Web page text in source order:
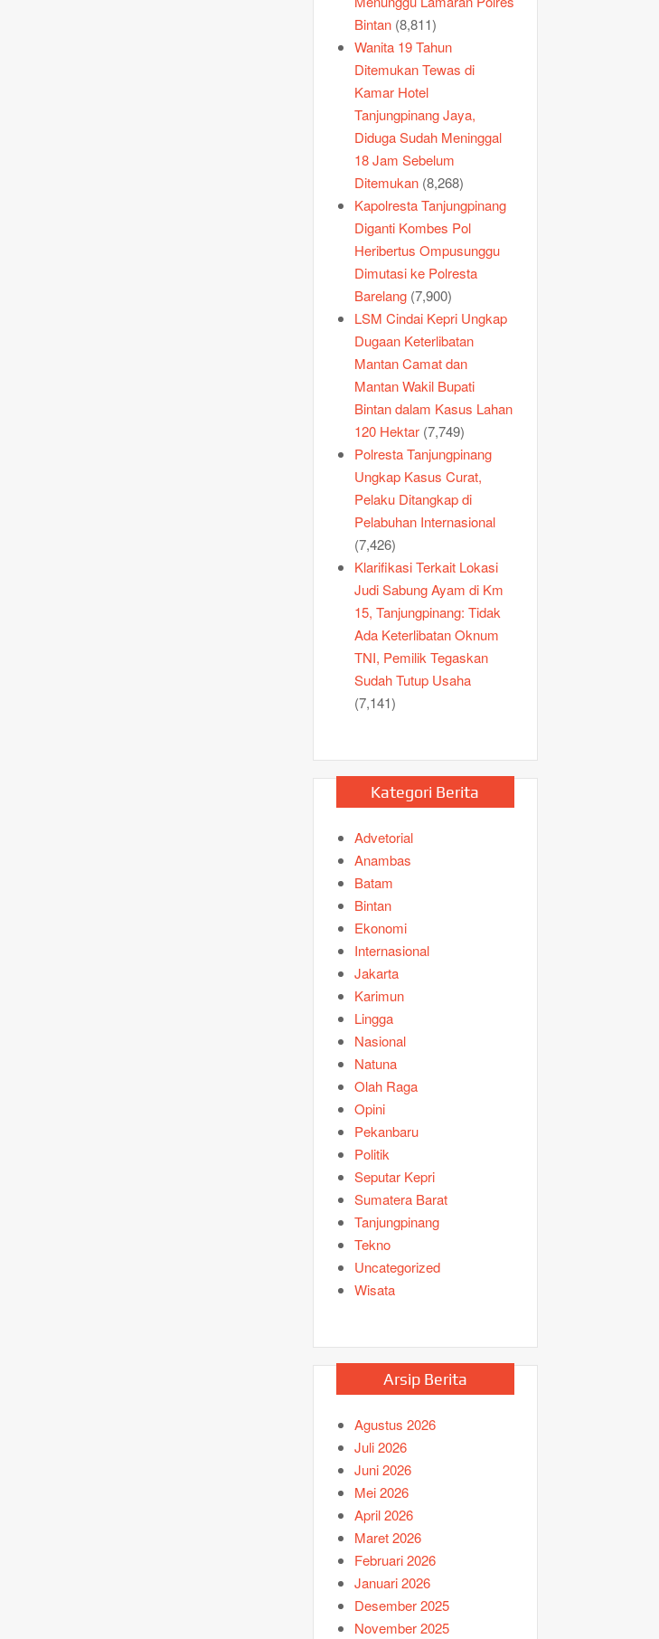
Bintan (8,811)
Wanita 19 Tahun
Ditemukan Tewas di
Kamar Hotel
Tanjungpinang Jaya,
Diduga Sudah Meninggal
18 Jam Sebelum
Ditemukan (8,268)
Kapolresta Tanjungpinang
Diganti Kombes Pol
Heribertus Ompusunggu
Dimutasi ke Polresta
Barelang (7,900)
LSM Cindai Kepri Ungkap
Dugaan Keterlibatan
Mantan Camat dan
Mantan Wakil Bupati
Bintan dalam Kasus Lahan
120 Hektar (7,749)
Polresta Tanjungpinang
Ungkap Kasus Curat,
Pelaku Ditangkap di
Pelabuhan Internasional
(7,426)
Klarifikasi Terkait Lokasi
Judi Sabung Ayam di Km
15, Tanjungpinang: Tidak
Ada Keterlibatan Oknum
TNI, Pemilik Tegaskan
Sudah Tutup Usaha
(7,141)
Kategori Berita
Advetorial
Anambas
Batam
Bintan
Ekonomi
Internasional
Jakarta
Karimun
Lingga
Nasional
Natuna
Olah Raga
Opini
Pekanbaru
Politik
Seputar Kepri
Sumatera Barat
Tanjungpinang
Tekno
Uncategorized
Wisata
Arsip Berita
Agustus 2026
Juli 2026
Juni 2026
Mei 2026
April 2026
Maret 2026
Februari 2026
Januari 2026
Desember 2025
November 2025